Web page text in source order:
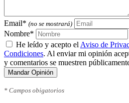
Email* (no se mostrará)
Nombre*
He leído y acepto el Aviso de
Condiciones. Al enviar mi opinión
y comentarios se muestren
Mandar Opinión
* Campos obigatorios